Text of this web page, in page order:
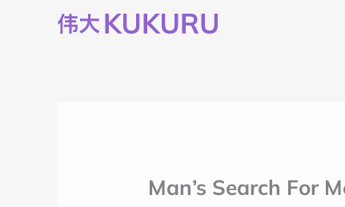
Man’s Search For